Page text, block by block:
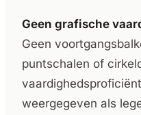
Geen grafische
Geen
puntschalen of
weergegeven als